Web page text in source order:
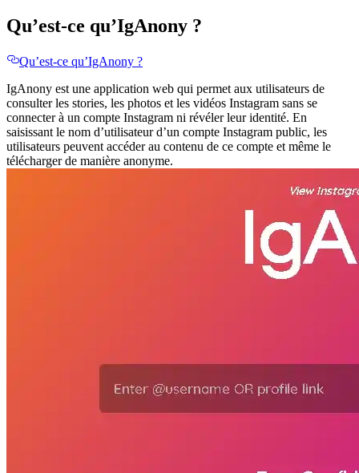
Qu’est-ce qu’IgAnony ?
Qu’est-ce qu’IgAnony ?
IgAnony est une application web qui permet aux utilisateurs de
consulter les stories, les photos et les vidéos Instagram sans se
connecter à un compte Instagram ni révéler leur identité. En
saisissant le nom d’utilisateur d’un compte Instagram public, les
utilisateurs peuvent accéder au contenu de ce compte et même le
télécharger de manière anonyme.